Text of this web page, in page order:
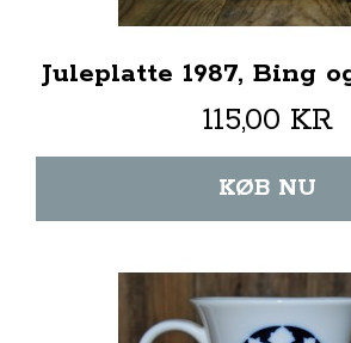
Juleplatte 1987, Bing
115,00 KR
KØB NU